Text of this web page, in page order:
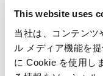
This website uses
当社は、コンテンツ
ル メディア機能を
に Cookie を使用し